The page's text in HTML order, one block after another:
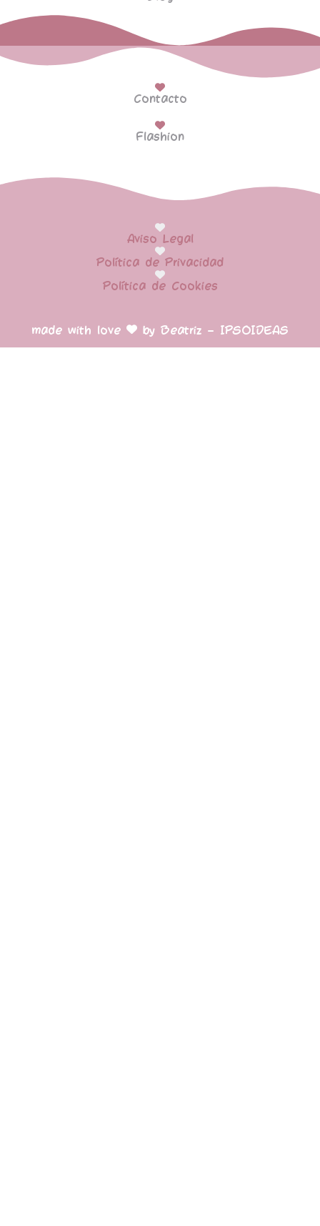
Contacto
Flashion
made with love by Beatriz – IPSOIDEAS
Aviso Legal
Política de Privacidad
Política de Cookies